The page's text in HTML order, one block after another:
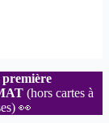
(hors cartes à
👀